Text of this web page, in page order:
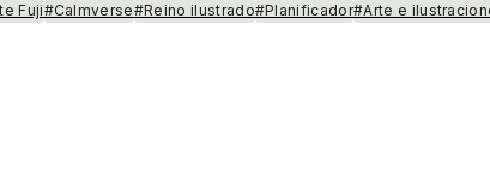
Fuji#Calmverse#Reino ilustrado#Planificador#Arte e